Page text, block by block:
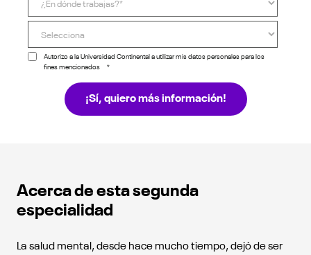
Autorizo a la Universidad Continental a utilizar mis datos personales para los
fines mencionados
*
Acerca de esta segunda
especialidad
La salud mental, desde hace mucho tiempo, dejó de ser